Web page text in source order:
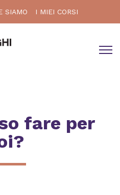
SIAMO I MIEI CORSI
fare per